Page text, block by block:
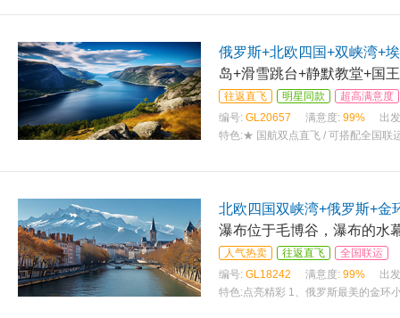
俄罗斯+北欧四国+双峡湾+
岛+滑雪跳台+静默教堂+国
往返直飞 明星同款
超高满意度
编号: GL20657 满意度: 99%
出
特色:★ 国航双点直飞 / 可搭配全国联
北欧四国双峡湾+俄罗斯+金
瀑布位于毛博谷，瀑布的水
人气热卖 往返直飞
全国联运
编号: GL18242 满意度: 99%
出
特色:点亮精彩 1、俄罗斯最美的金环